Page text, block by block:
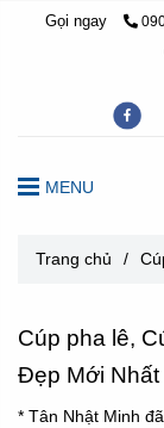
Gọi ngay
MENU
Trang chủ /
Cúp pha lê,
Đẹp Mới Nhất
* Tân Nhật Minh